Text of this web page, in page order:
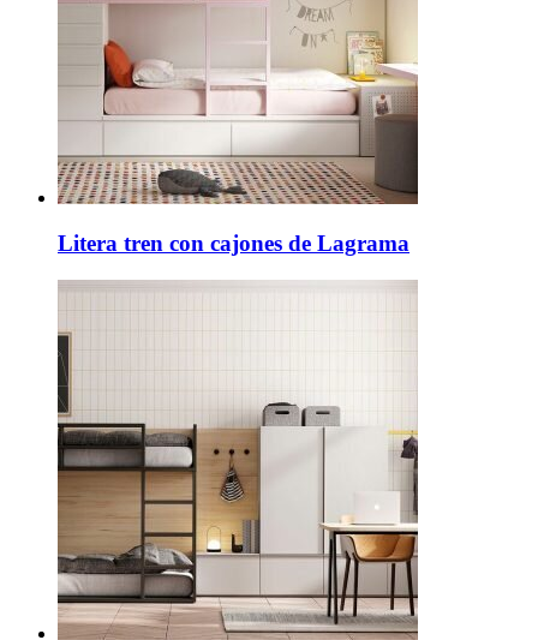
Litera tren con cajones de Lagrama